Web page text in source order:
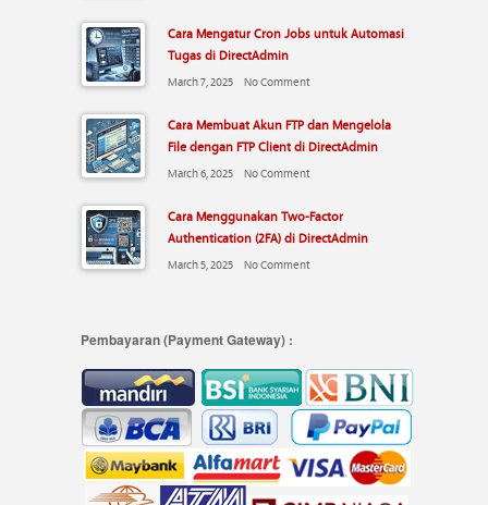
Cara Mengatur Cron Jobs untuk Automasi
Tugas di DirectAdmin
March 7, 2025 No Comment
Cara Membuat Akun FTP dan Mengelola
File dengan FTP Client di DirectAdmin
March 6, 2025 No Comment
Cara Menggunakan Two-Factor
Authentication (2FA) di DirectAdmin
March 5, 2025 No Comment
Pembayaran (Payment Gateway) :